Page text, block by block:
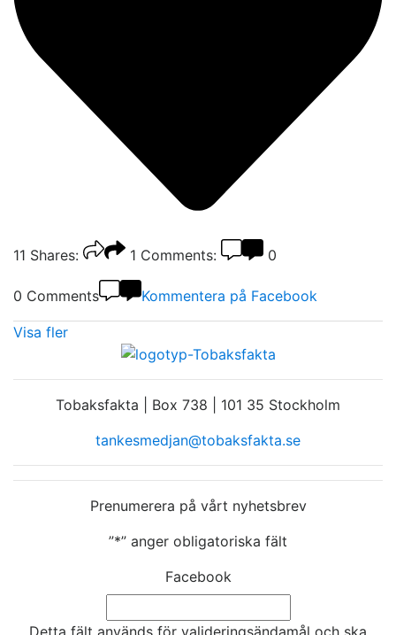
11 Shares: 1 Comments: 0
0 Comments Kommentera på Facebook
Visa fler
Tobaksfakta | Box 738 | 101 35 Stockholm
tankesmedjan@tobaksfakta.se
Prenumerera på vårt nyhetsbrev
”*” anger obligatoriska fält
Facebook